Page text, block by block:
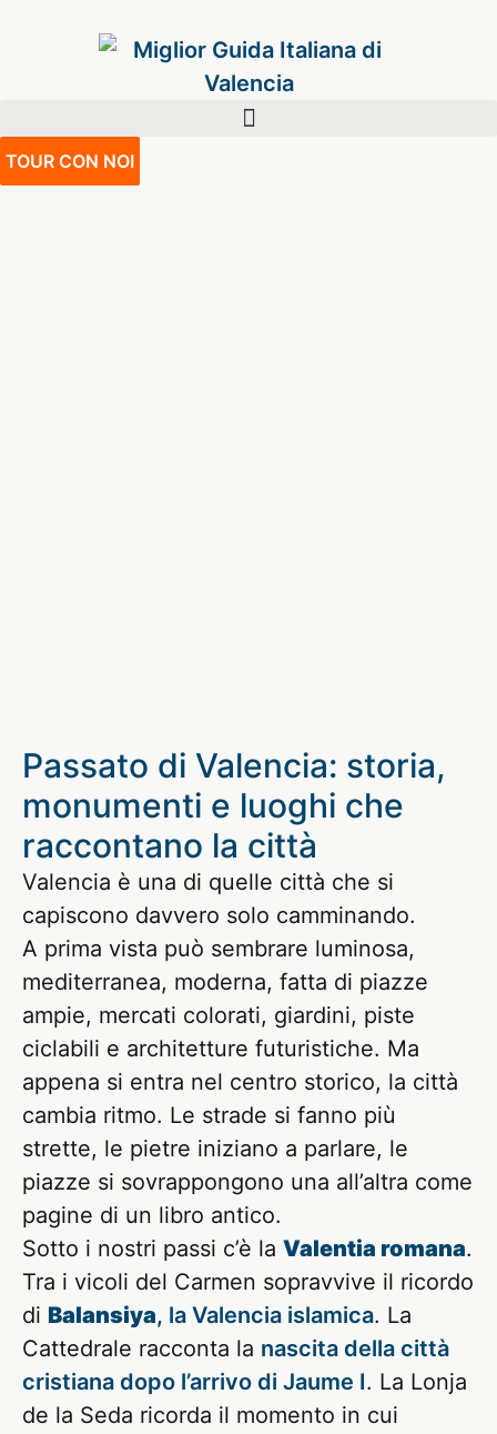
TOUR CON NOI
Passato di Valencia: storia,
monumenti e luoghi che
raccontano la città
Valencia è una di quelle città che si
capiscono davvero solo camminando.
A prima vista può sembrare luminosa,
mediterranea, moderna, fatta di piazze
ampie, mercati colorati, giardini, piste
ciclabili e architetture futuristiche. Ma
appena si entra nel centro storico, la città
cambia ritmo. Le strade si fanno più
strette, le pietre iniziano a parlare, le
piazze si sovrappongono una all’altra come
pagine di un libro antico.
Sotto i nostri passi c’è la Valentia romana.
Tra i vicoli del Carmen sopravvive il ricordo
di Balansiya, la Valencia islamica. La
Cattedrale racconta la nascita della città
cristiana dopo l’arrivo di Jaume I. La Lonja
de la Seda ricorda il momento in cui